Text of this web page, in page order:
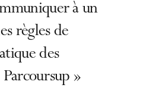
à un
règles de
des
»